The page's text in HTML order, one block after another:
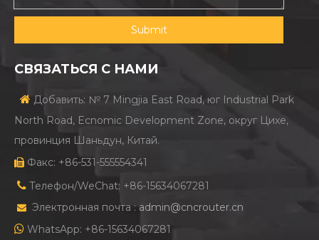
Submit
СВЯЗАТЬСЯ С НАМИ
 Добавить: № 7 Mingjia East Road, юг Industrial Park
North Road, Ecnomic Development Zone, округ Цихе,
провинция Шаньдун, Китай.
 Факс: +86-531-555554341
 Телефон/WeChat: +86-15634067281
 Электронная почта : admin@cncrouter.cn
 WhatsApp: +86-15634067281